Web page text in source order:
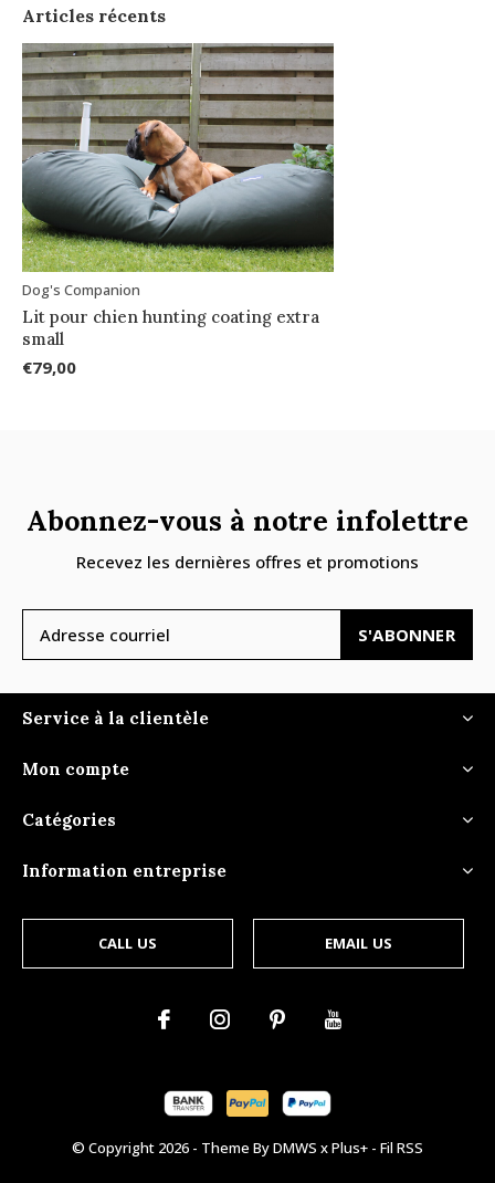
Articles récents
Dog's Companion
Lit pour chien hunting coating extra
small
€79,00
Abonnez-vous à notre infolettre
Recevez les dernières offres et promotions
S'ABONNER
Service à la clientèle
Mon compte
Catégories
Information entreprise
CALL US EMAIL US
© Copyright 2026 - Theme ByDMWS xPlus+ - Fil RSS